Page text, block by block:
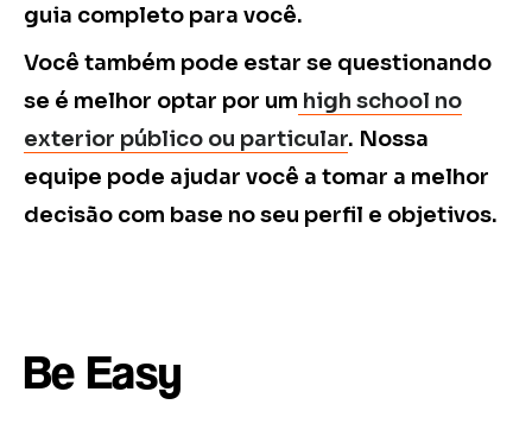
guia completo para você.
Você também pode estar se questionando
se é melhor optar por um high school no
exterior público ou particular. Nossa
equipe pode ajudar você a tomar a melhor
decisão com base no seu perfil e objetivos.
Be Easy